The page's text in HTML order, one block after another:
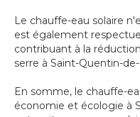
Le chauffe-eau solaire
est également
contribuant à la
serre à Saint-Quentin-de-
En somme, le chauffe-
économie et écologie à